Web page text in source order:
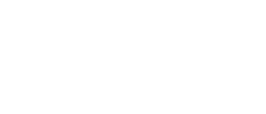
et spécialités bretonnes, entre crêpes, galettes et produits
calme, bien reliée aux grands axes routiers, pour